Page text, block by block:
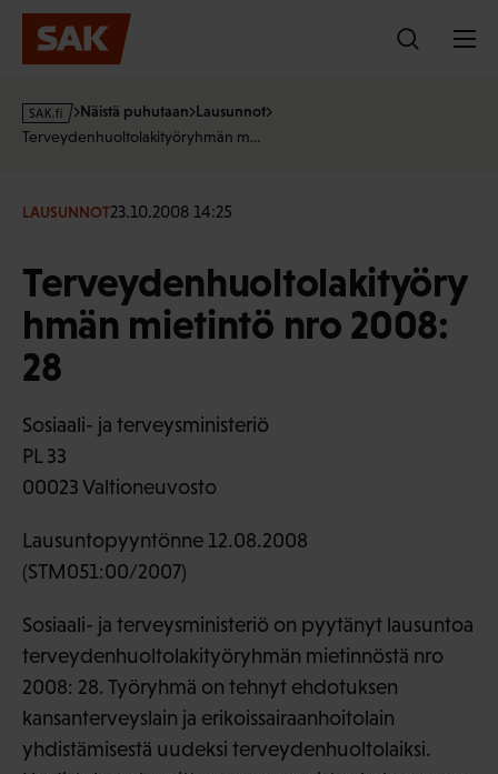
Hyppää
sisältöön
s
a
f
Näistä puhutaan Lausunnot
Terveydenhuoltolakityöryhmän m…
LAUSUNNOT23.10.2008 14:25
Terveydenhuoltolakityöry
hmän mietintö nro 2008:
28
Sosiaali- ja terveysministeriö
PL 33
00023 Valtioneuvosto
Lausuntopyyntönne 12.08.2008
(STM051:00/2007)
Sosiaali- ja terveysministeriö on pyytänyt lausuntoa
terveydenhuoltolakityöryhmän mietinnöstä nro
2008: 28. Työryhmä on tehnyt ehdotuksen
kansanterveyslain ja erikoissairaanhoitolain
yhdistämisestä uudeksi terveydenhuoltolaiksi.